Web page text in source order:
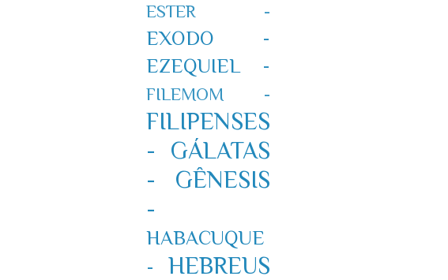
ESTER -
EXODO -
EZEQUIEL -
FILEMOM -
FILIPENSES
-
GÁLATAS
-
GÊNESIS
-
HABACUQUE
-
HEBREUS